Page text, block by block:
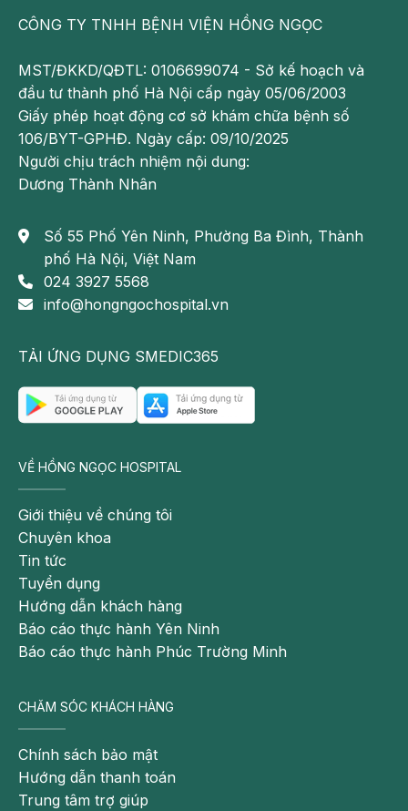
CÔNG TY TNHH BỆNH VIỆN HỒNG NGỌC
MST/ĐKKD/QĐTL: 0106699074 - Sở kế hoạch và
đầu tư thành phố Hà Nội cấp ngày 05/06/2003
Giấy phép hoạt động cơ sở khám chữa bệnh số
106/BYT-GPHĐ. Ngày cấp: 09/10/2025
Người chịu trách nhiệm nội dung:
Dương Thành Nhân
Số 55 Phố Yên Ninh, Phường Ba Đình, Thành
phố Hà Nội, Việt Nam
024 3927 5568
info@hongngochospital.vn
TẢI ỨNG DỤNG SMEDIC365
VỀ HỒNG NGỌC HOSPITAL
Giới thiệu về chúng tôi
Chuyên khoa
Tin tức
Tuyển dụng
Hướng dẫn khách hàng
Báo cáo thực hành Yên Ninh
Báo cáo thực hành Phúc Trường Minh
CHĂM SÓC KHÁCH HÀNG
Chính sách bảo mật
Hướng dẫn thanh toán
Trung tâm trợ giúp